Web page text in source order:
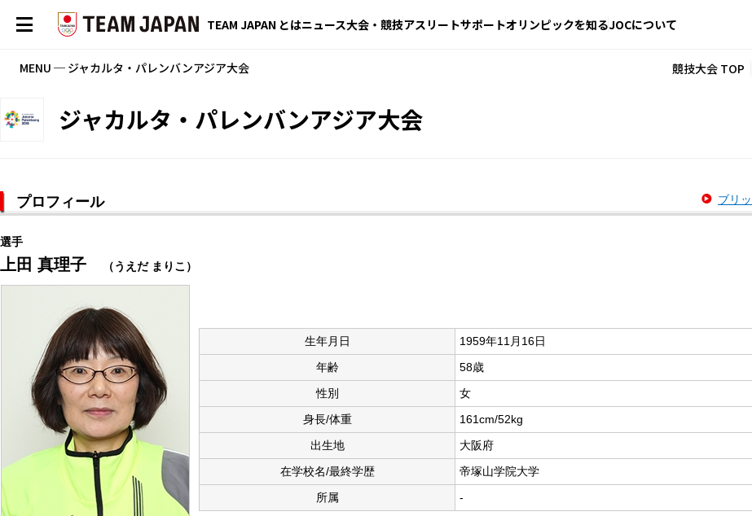
TEAM JAPAN とはニュース大会・競技アスリートサポートオリンピックを知るJOCについて
MENU ─ ジャカルタ・パレンバンアジア大会 競技大会 TOP
ジャカルタ・パレンバンアジア大会
プロフィール ブリ
選手
上田 真理子 （うえだ まりこ）
生年月日
1959年11月16日
年齢
58歳
性別
女
身長/体重
161cm/52kg
出生地
大阪府
在学校名/最終学歴
帝塚山学院大学
所属
-